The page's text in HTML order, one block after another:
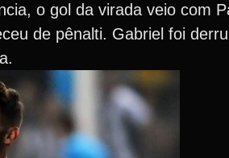
o gol da virada veio com
de pênalti. Gabriel foi